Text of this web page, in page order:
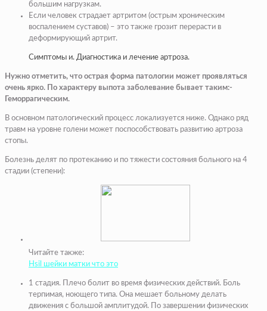
большим нагрузкам.
Если человек страдает артритом (острым хроническим
воспалением суставов) – это также грозит перерасти в
деформирующий артрит.
Симптомы и. Диагностика и лечение артроза.
Нужно отметить, что острая форма патологии может проявляться
очень ярко. По характеру выпота заболевание бывает таким:-
Геморрагическим.
В основном патологический процесс локализуется ниже. Однако ряд
травм на уровне голени может поспособствовать развитию артроза
стопы.
Болезнь делят по протеканию и по тяжести состояния больного на 4
стадии (степени):
Читайте также:
Hsil шейки матки что это
1 стадия. Плечо болит во время физических действий. Боль
терпимая, ноющего типа. Она мешает больному делать
движения с большой амплитудой. По завершении физических